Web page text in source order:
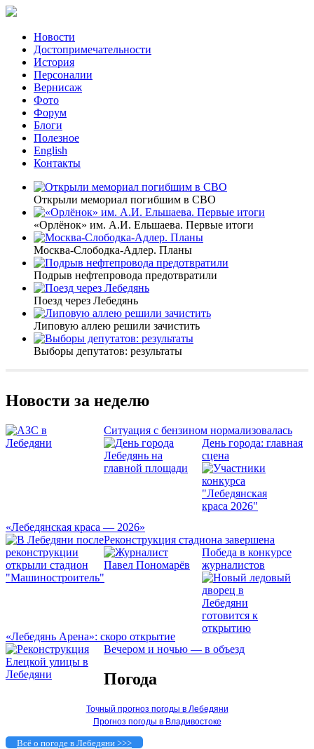
Новости
Достопримечательности
История
Персоналии
Вернисаж
Фото
Форум
Блоги
Полезное
English
Контакты
Открыли мемориал погибшим в СВО
«Орлёнок» им. А.И. Ельшаева. Первые итоги
Москва-Слободка-Адлер. Планы
Подрыв нефтепровода предотвратили
Поезд через Лебедянь
Липовую аллею решили зачистить
Выборы депутатов: результаты
Новости за неделю
Ситуация с бензином нормализовалась
День города: главная
сцена
«Лебедянская краса — 2026»
Реконструкция стадиона завершена
Победа в конкурсе
журналистов
«Лебедянь Арена»: скоро открытие
Вечером и ночью — в объезд
Погода
Точный прогноз погоды в Лебедяни
Прогноз погоды в Владивостоке
Всё о погоде в Лебедяни >>>